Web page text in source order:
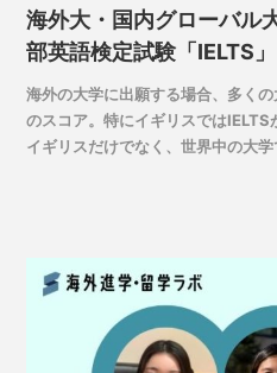
海外大・国内グローバル
部英語検定試験「IELTS
海外の大学に出願する場合、多く
のスコア。特にイギリスでは
イギリスだけでなく、世界中の大